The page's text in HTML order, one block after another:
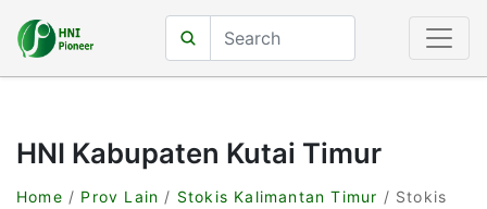
HNI Kabupaten Kutai Timur
Home / Prov Lain / Stokis Kalimantan Timur / Stokis